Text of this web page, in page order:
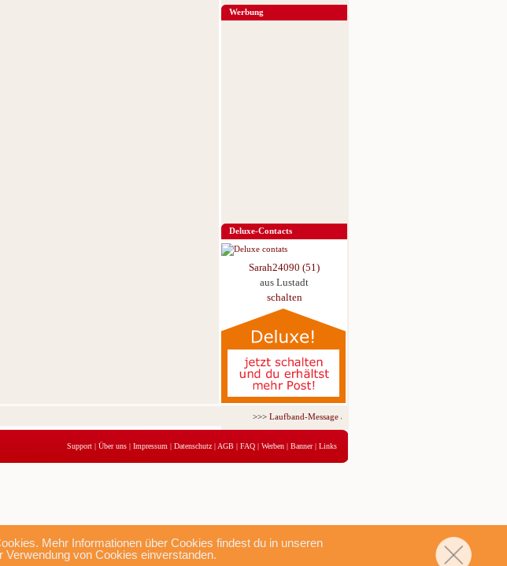
Mehr Informationen über Cookies findest du in unseren
von Cookies einverstanden.
Werbung
Deluxe-Contacts
Sarah24090 (51)
aus Lustadt
schalten
>>>Laufband-Message ab nur 5,95 € für 3 Tage!
Support | Über uns | Impressum | Datenschutz | AGB | FAQ | Werben | Banner| Links